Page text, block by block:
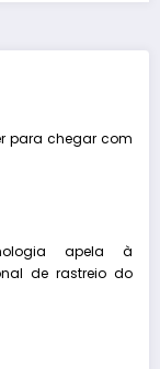
para chegar com
apela à
de rastreio do